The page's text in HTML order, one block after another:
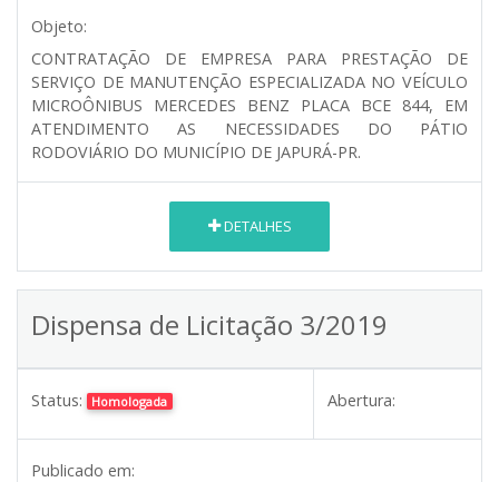
Objeto:
CONTRATAÇÃO DE EMPRESA PARA PRESTAÇÃO DE
SERVIÇO DE MANUTENÇÃO ESPECIALIZADA NO VEÍCULO
MICROÔNIBUS MERCEDES BENZ PLACA BCE 844, EM
ATENDIMENTO AS NECESSIDADES DO PÁTIO
RODOVIÁRIO DO MUNICÍPIO DE JAPURÁ-PR.
DETALHES
Dispensa de Licitação 3/2019
Status: Homologada Abertura:
Publicado em: